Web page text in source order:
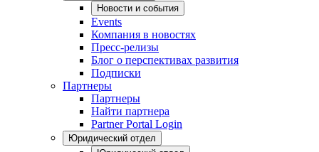
Новости и события
Events
Компания в новостях
Пресс-релизы
Блог о перспективах развития
Подписки
Партнеры
Партнеры
Найти партнера
Partner Portal Login
Юридический отдел